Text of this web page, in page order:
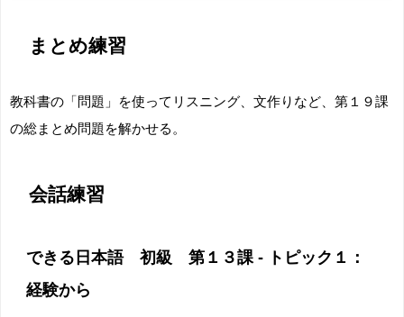
まとめ練習
教科書の「問題」を使ってリスニング、文作りなど、第１９課
の総まとめ問題を解かせる。
会話練習
できる日本語 初級 第１３課 - トピック１：
経験から